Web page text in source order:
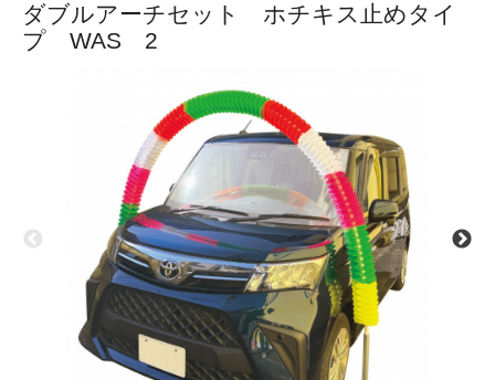
ダブルアーチセット ホチキス止めタイ
プ WAS 2